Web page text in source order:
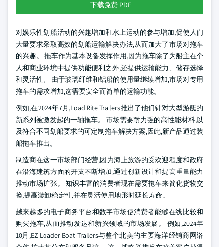
下载免费 PDF
对娱乐性划船活动的兴趣增加和水上运动的参与增加,促使人们
大量要求采取高效的划船运输解决办法,从而加大了市场对拖车
的兴趣。 拖车作为基本设备发挥作用,因为拖车除了为船主在个
人和商业环境中提供功能便利之外,还提供运输能力、储存选择
和灵活性。 由于玻璃纤维和铝船的使用量继续增加,市场对专用
拖车的需求增加,这需要安全而简单的运输功能。
例如,在2024年7月,Load Rite Trailers推出了他们针对大型游艇的
新系列被激发起的一轴拖车。 市场需要耐力强的高性能材料,以
及符合不同划船要求的可定制拖车解决方案,因此,新产品通过装
船拖车推出。
制造商在这一市场部门经营,因为海上旅游的受欢迎程度和政府
在沿海建筑方面的开支不断增加,通过创新设计和提高重量能力
推动市场扩张。 知识丰富的消费者现在需要拖车来简化货物交
换,提高装卸稳定性,并在灵活使用地形时延长寿命。
越来越多的电子商务平台和数字市场使消费者能够在线比较和
购买拖车,从而推动发达和新兴领域的市场发展。 例如,2024年
10月,EZ Loader Boat Trailers与整个北美的主要海洋经销商网络